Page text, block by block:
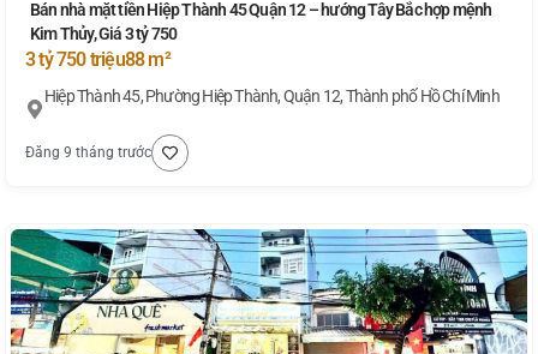
Bán nhà mặt tiền Hiệp Thành 45 Quận 12 – hướng Tây Bắc hợp mệnh
Kim Thủy, Giá 3 tỷ 750
3 tỷ 750 triệu88 m²
Hiệp Thành 45, Phường Hiệp Thành, Quận 12, Thành phố Hồ Chí Minh
Đăng 9 tháng trước